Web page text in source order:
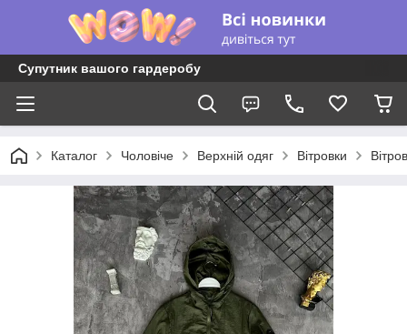
Супутник вашого гардеробу
Каталог Чоловіче Верхній одяг Вітровки